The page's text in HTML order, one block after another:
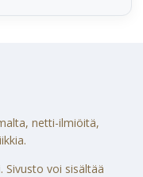
netti-ilmiöitä,
Sivusto voi sisältää